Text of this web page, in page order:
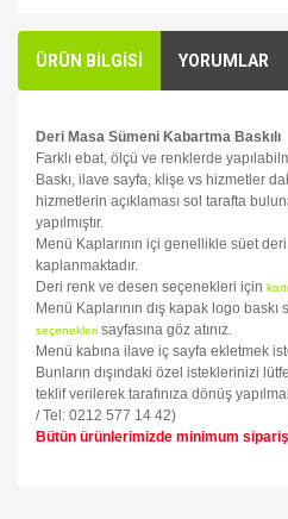
ÜRÜN BİLGİSİ YORUMLAR
Deri Masa Sümeni Kabartma Baskılı
Farklı ebat, ölçü ve renklerde
Baskı, ilave sayfa, klişe vs hizmetler
hizmetlerin açıklaması sol tarafta
yapılmıştır.
Menü Kaplarının içi genellikle süet
kaplanmaktadır.
Deri renk ve desen seçenekleri için
Menü Kaplarının dış kapak logo
seçenekleri sayfasına göz atınız.
Menü kabına ilave iç sayfa ekletmek
Bunların dışındaki özel isteklerinizi
teklif verilerek tarafınıza dönüş
/ Tel: 0212 577 14 42)
Bütün ürünlerimizde minimum